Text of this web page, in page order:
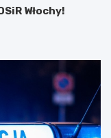
Włochy!